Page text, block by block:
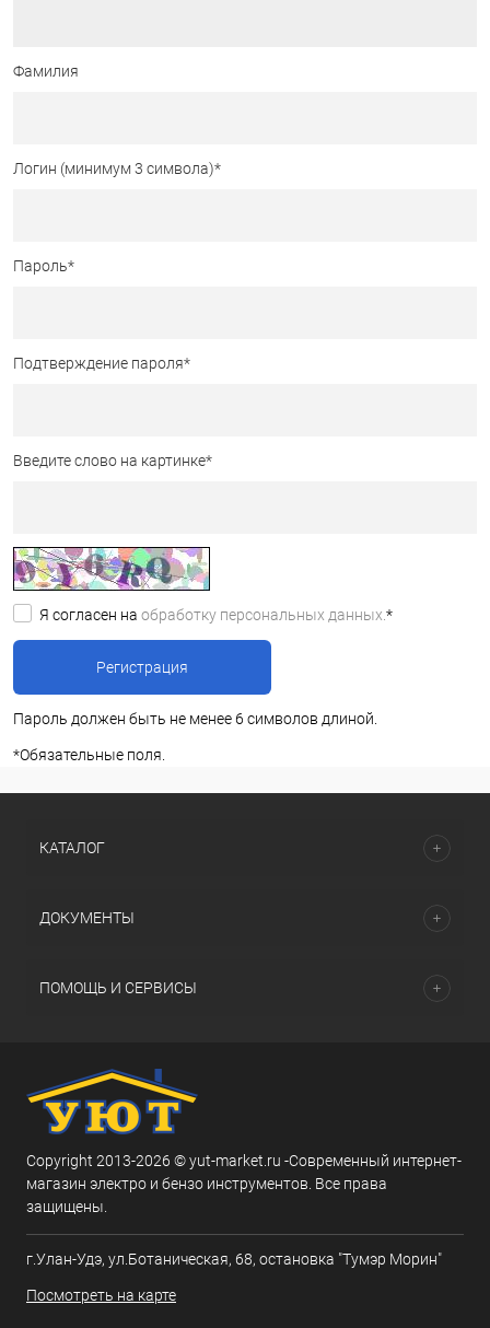
Фамилия
Логин (минимум 3 символа)*
Пароль*
Подтверждение пароля*
Введите слово на картинке*
Я согласен на обработку персональных данных. *
Пароль должен быть не менее 6 символов длиной.
*Обязательные поля.
КАТАЛОГ
ДОКУМЕНТЫ
ПОМОЩЬ И СЕРВИСЫ
Copyright 2013-2026 © yut-market.ru -Современный интернет-
магазин электро и бензо инструментов. Все права
защищены.
г.Улан-Удэ, ул.Ботаническая, 68, остановка "Тумэр Морин"
Посмотреть на карте